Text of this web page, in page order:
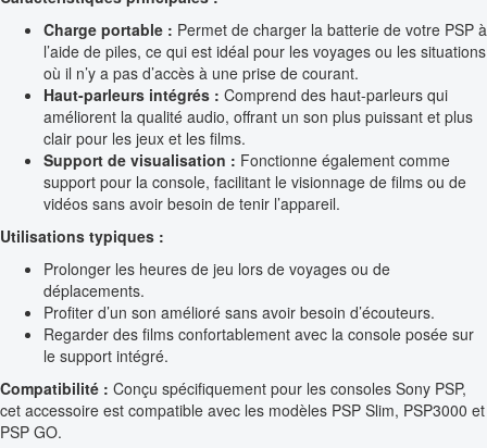
Charge portable : Permet de charger la batterie de votre PSP à
l’aide de piles, ce qui est idéal pour les voyages ou les situations
où il n’y a pas d’accès à une prise de courant.
Haut-parleurs intégrés : Comprend des haut-parleurs qui
améliorent la qualité audio, offrant un son plus puissant et plus
clair pour les jeux et les films.
Support de visualisation : Fonctionne également comme
support pour la console, facilitant le visionnage de films ou de
vidéos sans avoir besoin de tenir l’appareil.
Utilisations typiques :
Prolonger les heures de jeu lors de voyages ou de
déplacements.
Profiter d’un son amélioré sans avoir besoin d’écouteurs.
Regarder des films confortablement avec la console posée sur
le support intégré.
Compatibilité : Conçu spécifiquement pour les consoles Sony PSP,
cet accessoire est compatible avec les modèles PSP Slim, PSP3000 et
PSP GO.